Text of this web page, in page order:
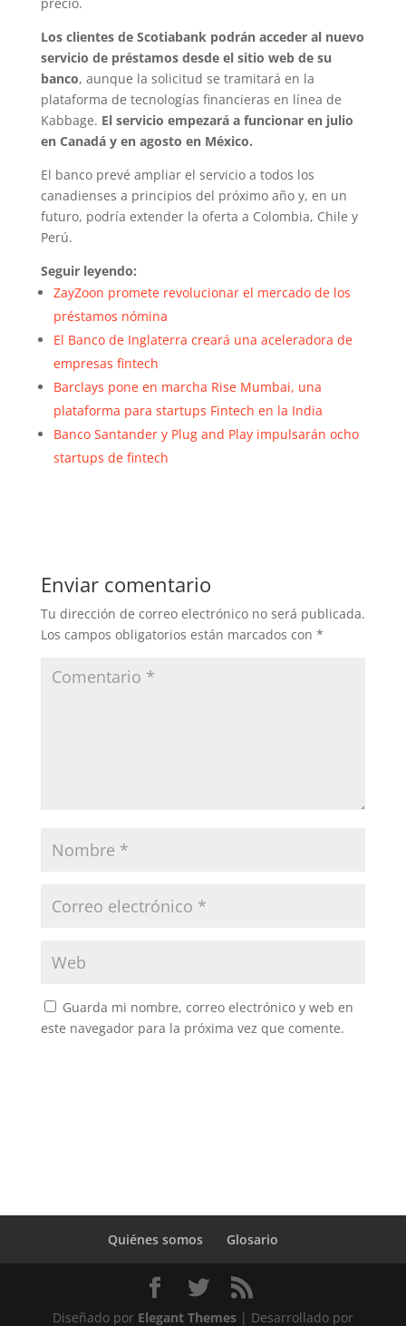
precio.
Los clientes de Scotiabank podrán acceder al nuevo
servicio de préstamos desde el sitio web de su
banco, aunque la solicitud se tramitará en la
plataforma de tecnologías financieras en línea de
Kabbage. El servicio empezará a funcionar en julio
en Canadá y en agosto en México.
El banco prevé ampliar el servicio a todos los
canadienses a principios del próximo año y, en un
futuro, podría extender la oferta a Colombia, Chile y
Perú.
Seguir leyendo:
ZayZoon promete revolucionar el mercado de los
préstamos nómina
El Banco de Inglaterra creará una aceleradora de
empresas fintech
Barclays pone en marcha Rise Mumbai, una
plataforma para startups Fintech en la India
Banco Santander y Plug and Play impulsarán ocho
startups de fintech
Enviar comentario
Tu dirección de correo electrónico no será publicada.
Los campos obligatorios están marcados con *
Guarda mi nombre, correo electrónico y web en
este navegador para la próxima vez que comente.
Quiénes somos Glosario
Diseñado por Elegant Themes| Desarrollado por